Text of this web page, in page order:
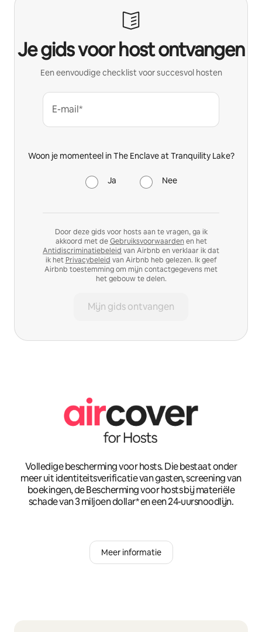
Je gids voor host ontvangen
Een eenvoudige checklist voor succesvol hosten
E-mail*
Woon je momenteel in The Enclave at Tranquility Lake?
Ja Nee
Door deze gids voor hosts aan te vragen, ga ik
akkoord met deGebruiksvoorwaarden en het
Antidiscriminatiebeleid van Airbnb en verklaar ik dat
ik het Privacybeleid van Airbnb heb gelezen. Ik geef
Airbnb toestemming om mijn contactgegevens met
het gebouw te delen.
Mijn gids ontvangen
Volledige bescherming voor hosts. Die bestaat onder
meer uit identiteitsverificatie van gasten, screening van
boekingen, de Bescherming voor hosts bij materiële
schade van 3 miljoen dollar* en een 24-uursnoodlijn.
Meer informatie